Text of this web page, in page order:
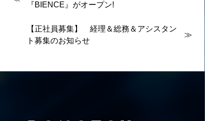
『BIENCE』がオープン!
【正社員募集】 経理＆総務＆アシスタン
ト募集のお知らせ